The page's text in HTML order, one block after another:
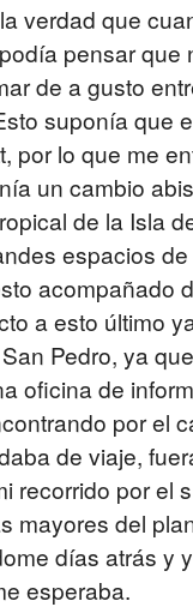
verdad que
pensar
de a gusto
suponía que
por lo que me
un cambio
de la Isla
espacios
acompañado
a esto último
Pedro, ya
oficina de
por el
de viaje,
recorrido por el
mayores del
días atrás y
esperaba.